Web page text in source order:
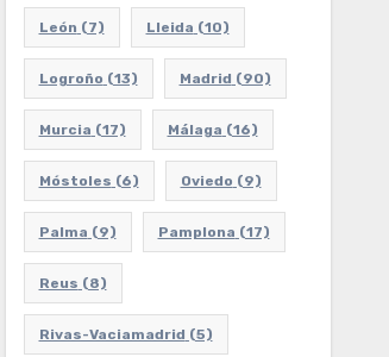
León (7) Lleida (10)
Logroño (13) Madrid (90)
Murcia (17) Málaga (16)
Móstoles (6) Oviedo (9)
Palma (9) Pamplona (17)
Reus (8)
Rivas-Vaciamadrid (5)